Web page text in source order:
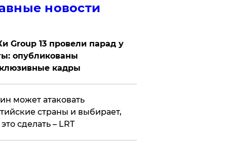
новости
Group 13 провели парад у
опубликованы
кадры
может атаковать
страны и выбирает,
сделать – LRT